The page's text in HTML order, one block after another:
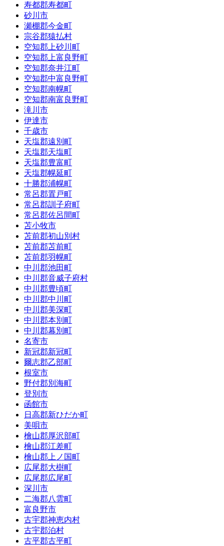
寿都郡寿都町
砂川市
瀬棚郡今金町
宗谷郡猿払村
空知郡上砂川町
空知郡上富良野町
空知郡奈井江町
空知郡中富良野町
空知郡南幌町
空知郡南富良野町
滝川市
伊達市
千歳市
天塩郡遠別町
天塩郡天塩町
天塩郡豊富町
天塩郡幌延町
十勝郡浦幌町
常呂郡置戸町
常呂郡訓子府町
常呂郡佐呂間町
苫小牧市
苫前郡初山別村
苫前郡苫前町
苫前郡羽幌町
中川郡池田町
中川郡音威子府村
中川郡豊頃町
中川郡中川町
中川郡美深町
中川郡本別町
中川郡幕別町
名寄市
新冠郡新冠町
爾志郡乙部町
根室市
野付郡別海町
登別市
函館市
日高郡新ひだか町
美唄市
檜山郡厚沢部町
檜山郡江差町
檜山郡上ノ国町
広尾郡大樹町
広尾郡広尾町
深川市
二海郡八雲町
富良野市
古宇郡神恵内村
古宇郡泊村
古平郡古平町